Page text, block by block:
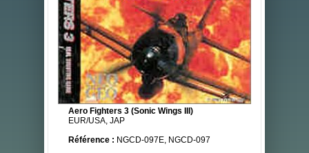
Aero Fighters 3 (Sonic Wings III)
EUR/USA, JAP
Référence : NGCD-097E, NGCD-097